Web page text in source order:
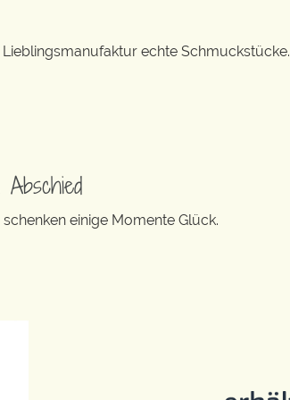
echte Schmuckstücke.
einige Momente Glück.